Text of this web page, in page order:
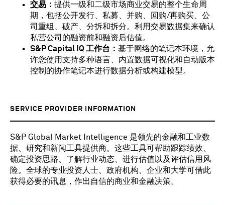
交易 ： 提供一级和二级市场商业交易的整个生命周
期，包括公开发行、私募、并购、回购/再购买、公
司重组、破产、分拆和拆分。利用交易数据集来确认
私营公司的融资前和融资后估值。
S&P Capital IQ 工作台 ： 基于网络的笔记本环境，允
许您使用支持多种语言、内置数据可视化和自动版本
控制的协作笔记本进行数据分析或构建模型。
SERVICE PROVIDER INFORMATION
S&P Global Market Intelligence 是领先的金融和工业数
据、研究和新闻工具提供商。这些工具可帮助跟踪绩效、
确定投资思路、了解行业动态、进行估值以及评估信用风
险。全球的专业投资人士、政府机构、企业和大学可借此
获得必要的讯息，作出自信的商业和金融决策。